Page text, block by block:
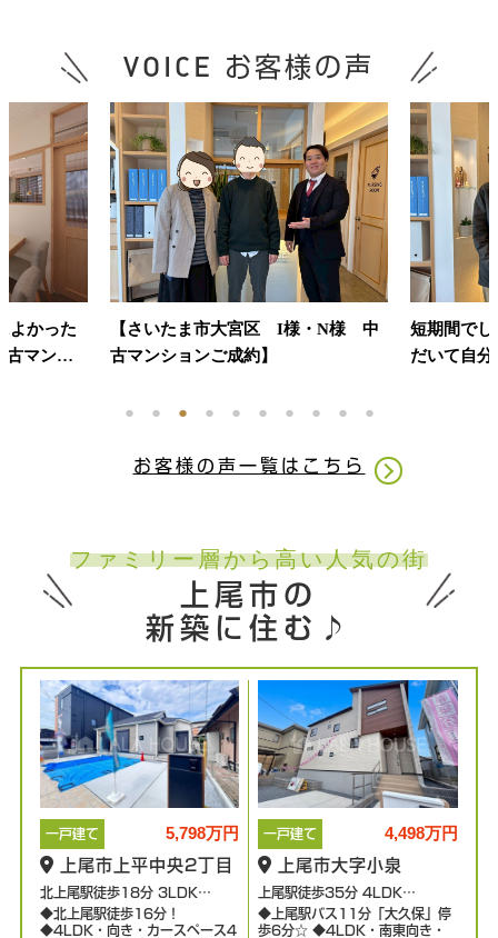
VOICE お客様の声
お客様の声一覧はこちら
ファミリー層から高い人気の街
上尾市の
新築に住む♪
一戸建て 5,798万円
上尾市上平中央2丁目
北上尾駅徒歩18分 3LDK
199.37㎡
◆北上尾駅徒歩16分！
◆4LDK・向き・カースペース4
一戸建て 4,498万円
上尾市大字小泉
上尾駅徒歩35分 4LDK
185.72㎡
◆上尾駅バス11分「大久保」停
歩6分☆ ◆4LDK・南東向き・